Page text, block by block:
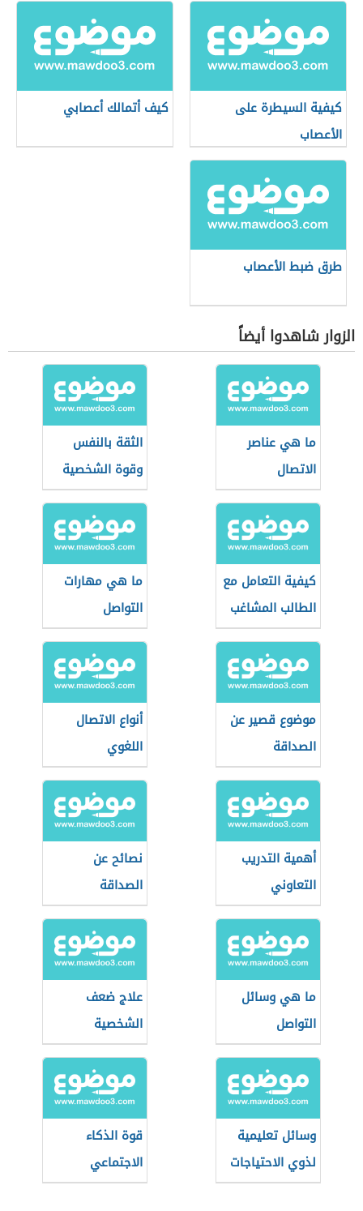
كيفية السيطرة على
الأعصاب
كيف أتمالك أعصابي
طرق ضبط الأعصاب
الزوار شاهدوا أيضاً
ما هي عناصر
الاتصال
الثقة بالنفس
وقوة الشخصية
كيفية التعامل مع
الطالب المشاغب
ما هي مهارات
التواصل
موضوع قصير عن
الصداقة
أنواع الاتصال
اللغوي
أهمية التدريب
التعاوني
نصائح عن
الصداقة
ما هي وسائل
التواصل
علاج ضعف
الشخصية
وسائل تعليمية
لذوي الاحتياجات
الخاصة
قوة الذكاء
الاجتماعي